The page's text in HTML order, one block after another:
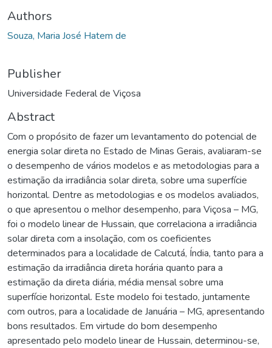
Authors
Souza, Maria José Hatem de
Publisher
Universidade Federal de Viçosa
Abstract
Com o propósito de fazer um levantamento do potencial de
energia solar direta no Estado de Minas Gerais, avaliaram-se
o desempenho de vários modelos e as metodologias para a
estimação da irradiância solar direta, sobre uma superfície
horizontal. Dentre as metodologias e os modelos avaliados,
o que apresentou o melhor desempenho, para Viçosa – MG,
foi o modelo linear de Hussain, que correlaciona a irradiância
solar direta com a insolação, com os coeficientes
determinados para a localidade de Calcutá, Índia, tanto para a
estimação da irradiância direta horária quanto para a
estimação da direta diária, média mensal sobre uma
superfície horizontal. Este modelo foi testado, juntamente
com outros, para a localidade de Januária – MG, apresentando
bons resultados. Em virtude do bom desempenho
apresentado pelo modelo linear de Hussain, determinou-se,